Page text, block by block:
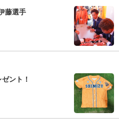
藤選手
ント！